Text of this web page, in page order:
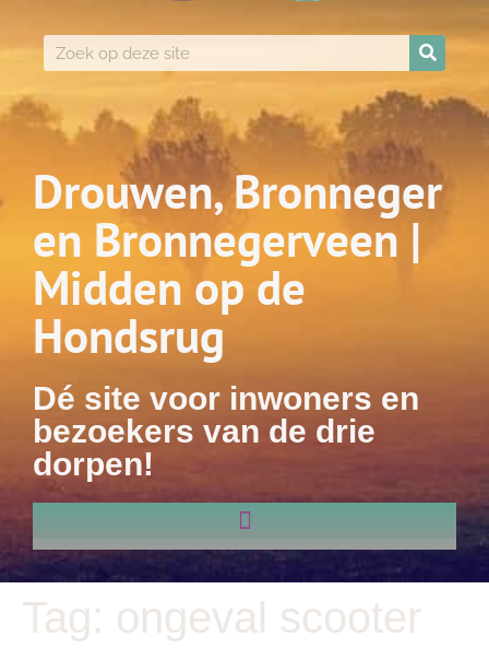
Drouwen, Bronneger
en Bronnegerveen |
Midden op de
Hondsrug
Dé site voor inwoners en
bezoekers van de drie
dorpen!
Tag: ongeval scooter